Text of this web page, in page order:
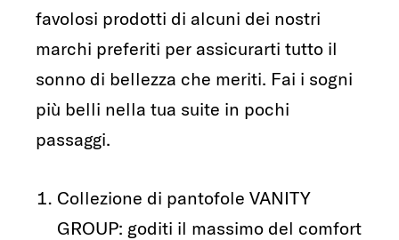
favolosi prodotti di alcuni dei nostri
marchi preferiti per assicurarti tutto il
sonno di bellezza che meriti. Fai i sogni
più belli nella tua suite in pochi
passaggi.
Collezione di pantofole VANITY
GROUP: goditi il massimo del comfort